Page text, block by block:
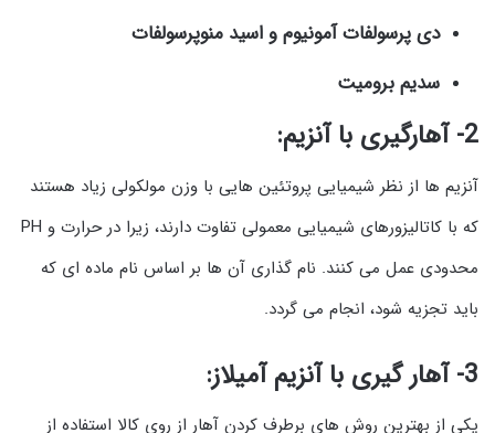
دی پرسولفات آمونیوم و اسید منوپرسولفات
سدیم برومیت
2- آهارگیری با آنزیم:
آنزیم ها از نظر شیمیایی پروتئین هایی با وزن مولکولی زیاد هستند
که با کاتالیزورهای شیمیایی معمولی تفاوت دارند، زیرا در حرارت و PH
محدودی عمل می کنند. نام گذاری آن ها بر اساس نام ماده ای که
باید تجزیه شود، انجام می گردد.
3- آهار گیری با آنزیم آمیلاز:
یکی از بهترین روش های برطرف کردن آهار از روی کالا استفاده از